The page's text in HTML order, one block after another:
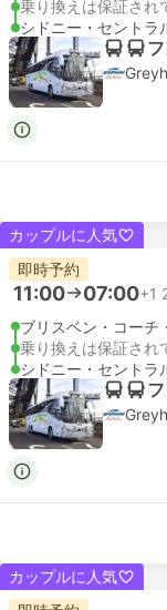
乗り換えは保証され
シドニー・セントラ
カップルに人気
即時予約
11:00 07:00+1
ブリスベン・コーチ
乗り換えは保証され
シドニー・セントラ
カップルに人気